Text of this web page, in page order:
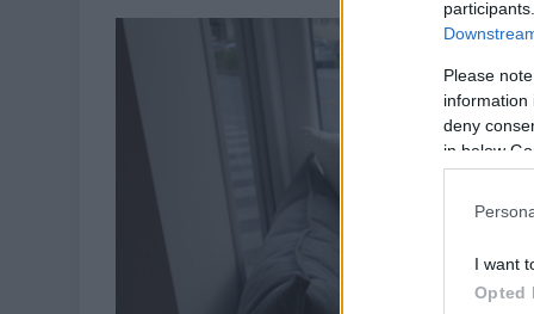
Please
information
deny
in below
I want
Opted